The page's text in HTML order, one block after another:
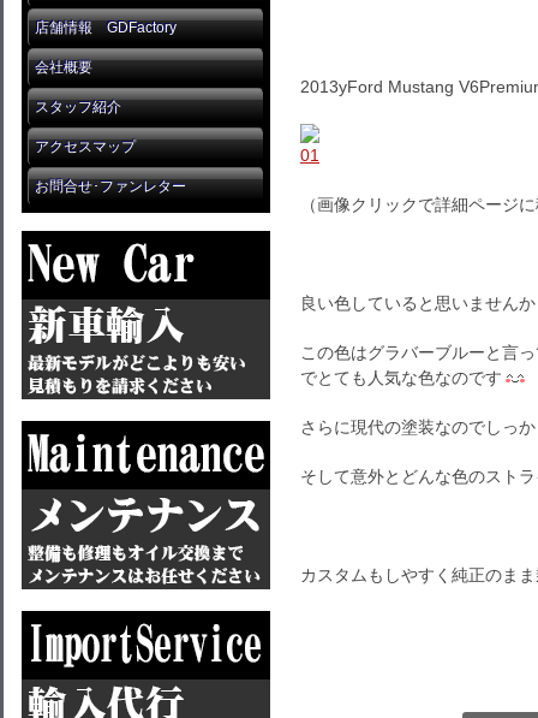
店舗情報 GDFactory
会社概要
スタッフ紹介
アクセスマップ
お問合せ･ファンレター
2013yFord Mustang
（画像クリックで詳細ページ
良い色していると思いませんか
この色はグラバーブルーと言
でとても人気な色なのです
さらに現代の塗装なのでしっ
そして意外とどんな色のスト
カスタムもしやすく純正のま